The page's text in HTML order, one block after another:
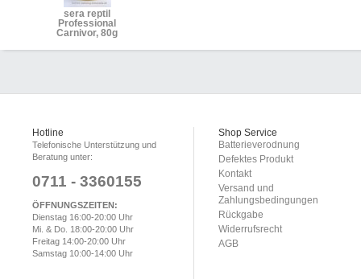
sera reptil
Professional
Carnivor, 80g
Hotline
Telefonische Unterstützung und
Beratung unter:
0711 - 3360155
ÖFFNUNGSZEITEN:
Dienstag 16:00-20:00 Uhr
Mi. & Do. 18:00-20:00 Uhr
Freitag 14:00-20:00 Uhr
Samstag 10:00-14:00 Uhr
Shop Service
Batterieverodnung
Defektes Produkt
Kontakt
Versand und
Zahlungsbedingungen
Rückgabe
Widerrufsrecht
AGB